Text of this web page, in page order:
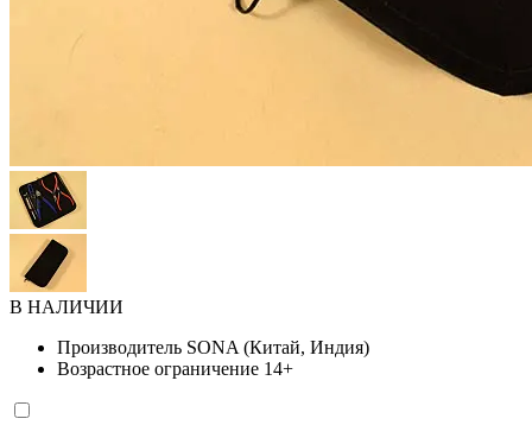
В НАЛИЧИИ
Производитель SONA (Китай, Индия)
Возрастное ограничение 14+